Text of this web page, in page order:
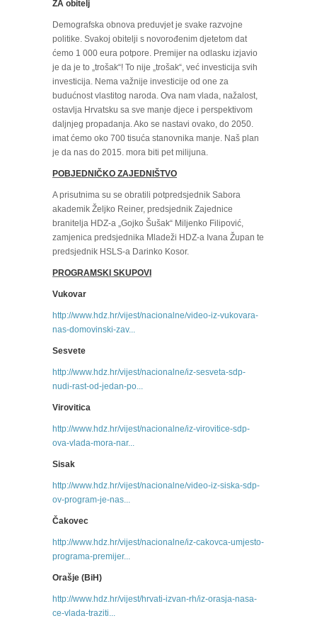
ZA obitelj
Demografska obnova preduvjet je svake razvojne
politike. Svakoj obitelji s novorođenim djetetom dat
ćemo 1 000 eura potpore. Premijer na odlasku izjavio
je da je to „trošak“! To nije „trošak“, već investicija svih
investicija. Nema važnije investicije od one za
budućnost vlastitog naroda. Ova nam vlada, nažalost,
ostavlja Hrvatsku sa sve manje djece i perspektivom
daljnjeg propadanja. Ako se nastavi ovako, do 2050.
imat ćemo oko 700 tisuća stanovnika manje. Naš plan
je da nas do 2015. mora biti pet milijuna.
POBJEDNIČKO ZAJEDNIŠTVO
A prisutnima su se obratili potpredsjednik Sabora
akademik Željko Reiner, predsjednik Zajednice
branitelja HDZ-a „Gojko Šušak“ Miljenko Filipović,
zamjenica predsjednika Mladeži HDZ-a Ivana Župan te
predsjednik HSLS-a Darinko Kosor.
PROGRAMSKI SKUPOVI
Vukovar
http://www.hdz.hr/vijest/nacionalne/video-iz-vukovara-
nas-domovinski-zav...
Sesvete
http://www.hdz.hr/vijest/nacionalne/iz-sesveta-sdp-
nudi-rast-od-jedan-po...
Virovitica
http://www.hdz.hr/vijest/nacionalne/iz-virovitice-sdp-
ova-vlada-mora-nar...
Sisak
http://www.hdz.hr/vijest/nacionalne/video-iz-siska-sdp-
ov-program-je-nas...
Čakovec
http://www.hdz.hr/vijest/nacionalne/iz-cakovca-umjesto-
programa-premijer...
Orašje (BiH)
http://www.hdz.hr/vijest/hrvati-izvan-rh/iz-orasja-nasa-
ce-vlada-traziti...